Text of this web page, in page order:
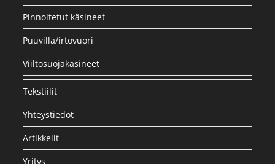
Pinnoitetut käsineet
Puuvilla/irtovuori
Viiltosuojakäsineet
Tekstiilit
Yhteystiedot
Artikkelit
Yritys